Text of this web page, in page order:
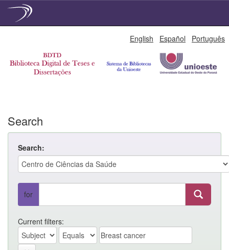
English Español Português
Search
Search:
for
Current filters: